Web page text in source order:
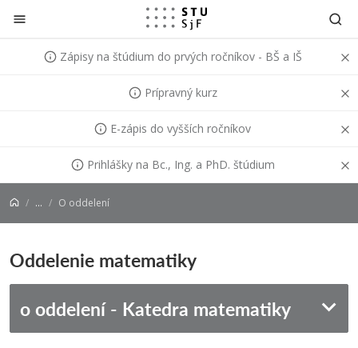
Prejsť na obsah
Zápisy na štúdium do prvých ročníkov - BŠ a IŠ
Prípravný kurz
E-zápis do vyšších ročníkov
Prihlášky na Bc., Ing. a PhD. štúdium
... O oddelení
Oddelenie matematiky
o oddelení - Katedra matematiky